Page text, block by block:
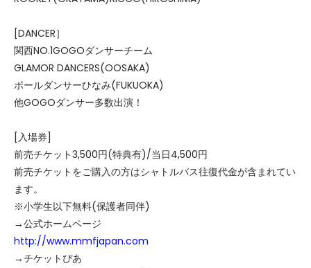
[DANCER］
関西NO.1GOGOダンサーチーム
GLAMOR DANCERS(OOSAKA)
ポールダンサーひなみ(FUKUOKA)
他GOGOダンサー多数出演！
[入場券]
前売チケット3,500円(特典有)/当日4,500円
前売チケットをご購入の方はシャトルバス往復代金が含まれてい
ます。
※小学生以下無料(保護者同伴)
→公式ホームページ
http://www.mmfjapan.com
→チケットぴあ